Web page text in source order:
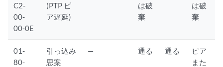
C2-
00-
00-0E
(PTP ピ
ア遅延)
は破
棄
は破
棄
01-
80-
引っ込み
思案
— 通る 通る
ピア
また